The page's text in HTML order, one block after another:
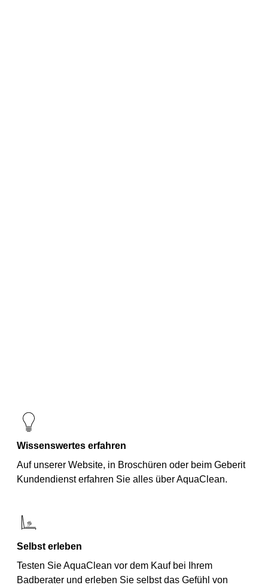
Wissenswertes erfahren
Auf unserer Website, in Broschüren oder beim Geberit
Kundendienst erfahren Sie alles über AquaClean.
Selbst erleben
Testen Sie AquaClean vor dem Kauf bei Ihrem
Badberater und erleben Sie selbst das Gefühl von